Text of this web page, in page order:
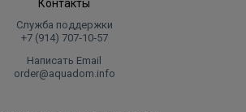
будет показывать
они будут не
под давлением от 0,1 до 6,0
конструкции все
Контакты
Служба поддержки
+7 (914) 707‑10‑57
Написать Email
order@aquadom.info